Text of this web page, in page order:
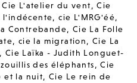
Cie L'atelier du vent,Cie
l'indécente,cie L'MRG'éé,
Contrebande, Cie La Folle
, cie la migration,Cie La
, Cie Laïka - Judith Longuet-
des éléphants,Cie
et la nuit,Cie Le rein de